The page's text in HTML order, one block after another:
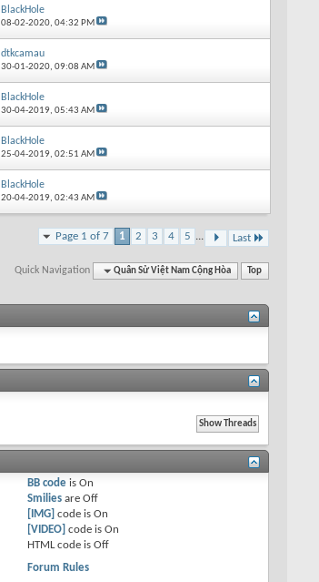
BlackHole
08-02-2020, 04:32 PM
dtkcamau
30-01-2020, 09:08 AM
BlackHole
30-04-2019, 05:43 AM
BlackHole
25-04-2019, 02:51 AM
BlackHole
20-04-2019, 02:43 AM
Page 1 of 7 1 2 3 4 5 ... Last
Quick Navigation Quân Sử Việt Nam Cộng Hòa Top
BB code isOn
Smilies areOff
[IMG] code isOn
[VIDEO] code isOn
HTML code isOff
Forum Rules